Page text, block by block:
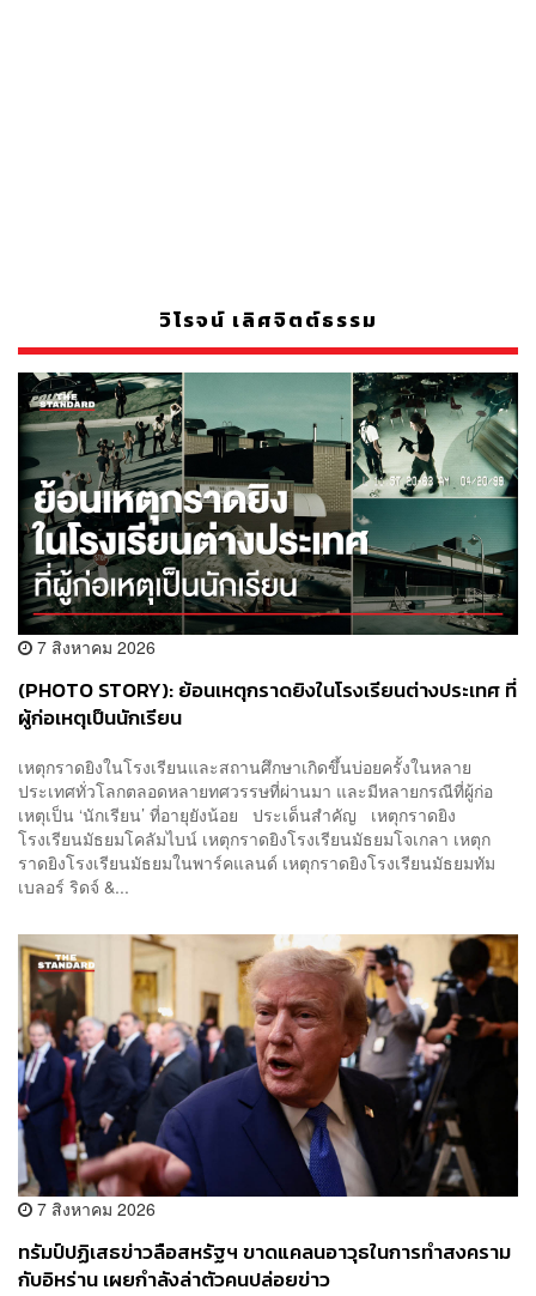
วิโรจน์ เลิศจิตต์ธรรม
7 สิงหาคม 2026
(PHOTO STORY): ย้อนเหตุกราดยิงในโรงเรียนต่างประเทศ ที่
ผู้ก่อเหตุเป็นนักเรียน
เหตุกราดยิงในโรงเรียนและสถานศึกษาเกิดขึ้นบ่อยครั้งในหลาย
ประเทศทั่วโลกตลอดหลายทศวรรษที่ผ่านมา และมีหลายกรณีที่ผู้ก่อ
เหตุเป็น ‘นักเรียน’ ที่อายุยังน้อย ประเด็นสำคัญ เหตุกราดยิง
โรงเรียนมัธยมโคลัมไบน์ เหตุกราดยิงโรงเรียนมัธยมโจเกลา เหตุก
ราดยิงโรงเรียนมัธยมในพาร์คแลนด์ เหตุกราดยิงโรงเรียนมัธยมทัม
เบลอร์ ริดจ์ &...
7 สิงหาคม 2026
ทรัมป์ปฏิเสธข่าวลือสหรัฐฯ ขาดแคลนอาวุธในการทำสงคราม
กับอิหร่าน เผยกำลังล่าตัวคนปล่อยข่าว